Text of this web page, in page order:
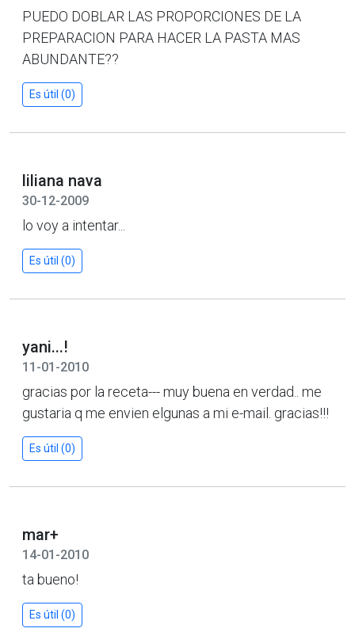
PUEDO DOBLAR LAS PROPORCIONES DE LA
PREPARACION PARA HACER LA PASTA MAS
ABUNDANTE??
Es útil (0)
liliana nava
30-12-2009
lo voy a intentar...
Es útil (0)
yani...!
11-01-2010
gracias por la receta--- muy buena en verdad.. me
gustaria q me envien elgunas a mi e-mail. gracias!!!
Es útil (0)
mar+
14-01-2010
ta bueno!
Es útil (0)